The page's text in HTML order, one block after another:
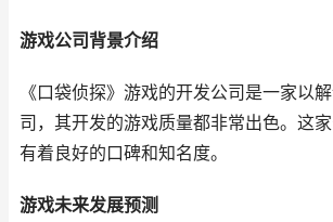
游戏公司背景介绍
《口袋侦探》游戏的开发公司是一家以
司，其开发的游戏质量都非常出色。这
有着良好的口碑和知名度。
游戏未来发展预测